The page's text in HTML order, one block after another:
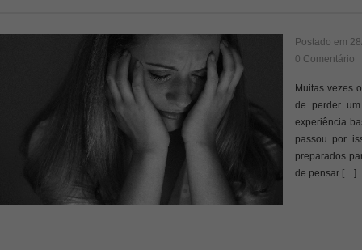
Postado em
0 Comentário
Muitas vezes
de perder
experiência
passou por
preparados
de pensar […]